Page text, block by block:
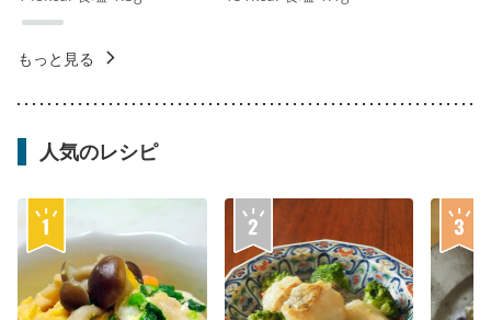
もっと見る
人気のレシピ